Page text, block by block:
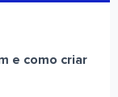
e como criar